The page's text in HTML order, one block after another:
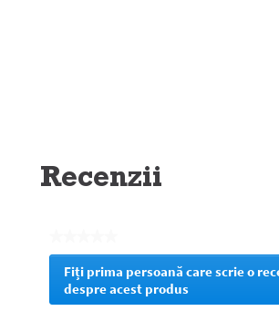
Recenzii
Nicio
valoare
evaluare
Fiți prima persoană care scrie o
despre acest produs
Prin